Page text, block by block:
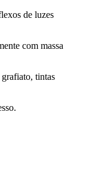
de luzes
com massa
tintas